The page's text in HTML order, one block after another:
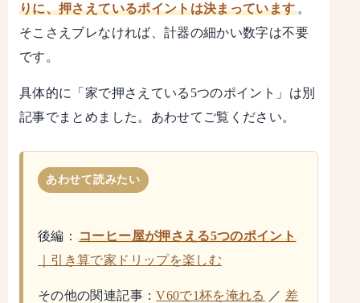
りに、押さえているポイントは決まっています。
そこさえブレなければ、計器の細かい数字は不要
です。
具体的に「家で押さえている5つのポイント」は別
記事でまとめました。あわせてご覧ください。
あわせて読みたい
後編：コーヒー屋が押さえる5つのポイント
｜引き算で家ドリップを楽しむ
その他の関連記事：V60で1杯を淹れる ／ 差